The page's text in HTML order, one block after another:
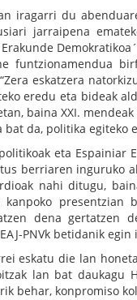
iragarri du
jarraipena
funtzionamendua
eskatzera
eredu eta bideak
baina XXI.
da, politika egiteko
eta
berriaren
nahi ditugu,
presentzian
dena gertatzen
PNVk betidanik
eskatu die lan
lan bat
behar, konpromiso